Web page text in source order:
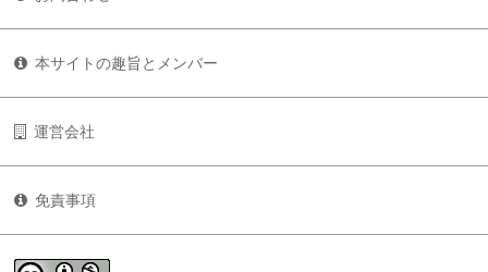
本サイトの趣旨とメンバー
運営会社
免責事項